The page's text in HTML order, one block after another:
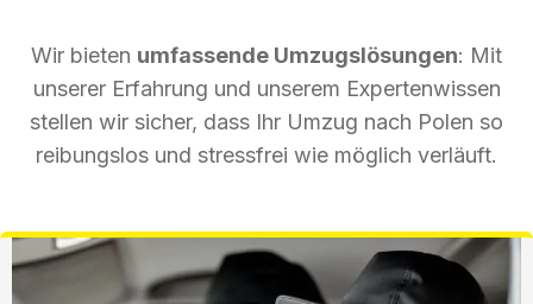
Wir bieten umfassende Umzugslösungen: Mit
unserer Erfahrung und unserem Expertenwissen
stellen wir sicher, dass Ihr Umzug nach Polen so
reibungslos und stressfrei wie möglich verläuft.